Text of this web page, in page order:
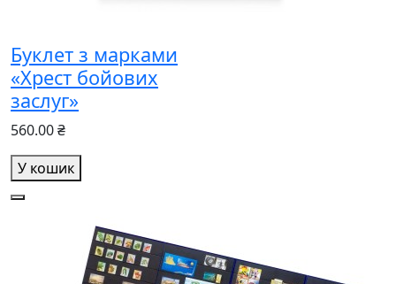
Буклет з марками
«Хрест бойових
заслуг»
560.00 ₴
У кошик